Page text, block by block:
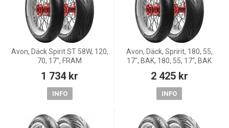
Avon, Däck Spirit ST 58W, 120,
70, 17", FRAM
1 734 kr
INFO
Avon, Däck, Spririt, 180, 55,
17", BAK, 180, 55, 17", BAK
2 425 kr
INFO